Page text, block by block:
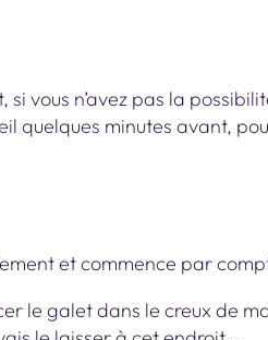
vous n’avez pas la
quelques minutes avant,
et commence par
le galet dans le creux de